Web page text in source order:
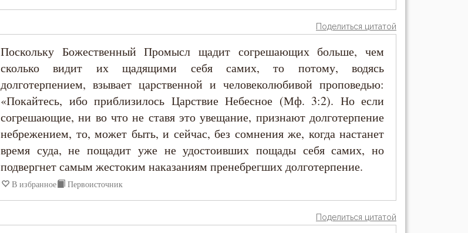
Поделиться цитатой
Поскольку Божественный Промысл щадит согрешающих больше, чем
сколько видит их щадящими себя самих, то потому, водясь
долготерпением, взывает царственной и человеколюбивой проповедью:
«Покайтесь, ибо приблизилось Царствие Небесное (Мф. 3:2). Но если
согрешающие, ни во что не ставя это увещание, признают долготерпение
небрежением, то, может быть, и сейчас, без сомнения же, когда настанет
время суда, не пощадит уже не удостоивших пощады себя самих, но
подвергнет самым жестоким наказаниям пренебрегших долготерпение.
В избранное Первоисточник
Поделиться цитатой